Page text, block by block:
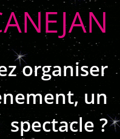
organiser
un
spectacle ?